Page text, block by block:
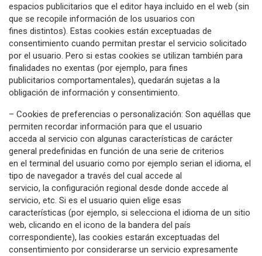
espacios publicitarios que el editor haya incluido en el web (sin
que se recopile información de los usuarios con
fines distintos). Estas cookies están exceptuadas de
consentimiento cuando permitan prestar el servicio solicitado
por el usuario. Pero si estas cookies se utilizan también para
finalidades no exentas (por ejemplo, para fines
publicitarios comportamentales), quedarán sujetas a la
obligación de información y consentimiento.
– Cookies de preferencias o personalización: Son aquéllas que
permiten recordar información para que el usuario
acceda al servicio con algunas características de carácter
general predefinidas en función de una serie de criterios
en el terminal del usuario como por ejemplo serian el idioma, el
tipo de navegador a través del cual accede al
servicio, la configuración regional desde donde accede al
servicio, etc. Si es el usuario quien elige esas
características (por ejemplo, si selecciona el idioma de un sitio
web, clicando en el icono de la bandera del país
correspondiente), las cookies estarán exceptuadas del
consentimiento por considerarse un servicio expresamente